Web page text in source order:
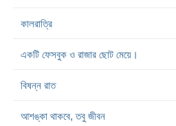
কালরাত্রি
একটি ফেসবুক ও রাজার ছোট মেয়ে।
বিষন্ন রাত
আশঙ্কা থাকবে, তবু জীবন